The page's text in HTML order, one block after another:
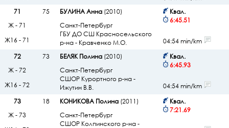
71
75 БУЛИНА Анна(2010)
Санкт-Петербург
ГБУ ДО СШ Красносельского
р-на - Кравченко М.О.
Квал.
6:45.51
Ж - 71
Ж16 - 71
04:54 min/km
72
73 БЕЛЯК Полина(2010)
Санкт-Петербург
СШОР Курортного р-на -
Ижутин В.В.
Квал.
6:45.93
Ж - 72
Ж16 - 72
04:54 min/km
73
18 КОНИКОВА Полина(2011)
Санкт-Петербург
СШОР Колпинского р-на -
Квал.
7:21.69
Ж - 73